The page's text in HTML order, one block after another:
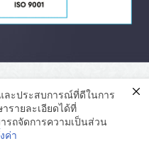
ละประสบการณ์ที่ดีในการ
รายละเอียดได้ที่
รถจัดการความเป็นส่วน
ค่า